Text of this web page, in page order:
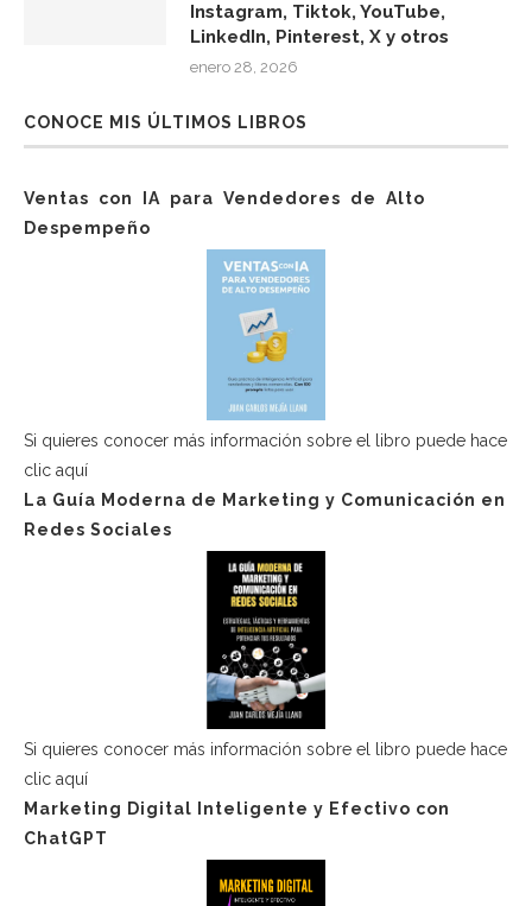
Instagram, Tiktok, YouTube,
LinkedIn, Pinterest, X y otros
enero 28, 2026
CONOCE MIS ÚLTIMOS LIBROS
Ventas con IA para Vendedores de Alto
Despempeño
Si quieres conocer más información sobre el libro puede hace
clic aquí
La Guía Moderna de Marketing y Comunicación en
Redes Sociales
Si quieres conocer más información sobre el libro puede hace
clic aquí
Marketing Digital Inteligente y Efectivo con
ChatGPT